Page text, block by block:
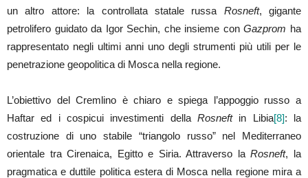
un altro attore: la controllata statale russa Rosneft, gigante
petrolifero guidato da Igor Sechin, che insieme conGazprom ha
rappresentato negli ultimi anni uno degli strumenti più utili per le
penetrazione geopolitica di Mosca nella regione.
L’obiettivo del Cremlino è chiaro e spiega l’appoggio russo a
Haftar ed i cospicui investimenti della Rosneftin Libia[8]: la
costruzione di uno stabile “triangolo russo” nel Mediterraneo
orientale tra Cirenaica, Egitto e Siria. Attraverso laRosneft, la
pragmatica e duttile politica estera di Mosca nella regione mira a